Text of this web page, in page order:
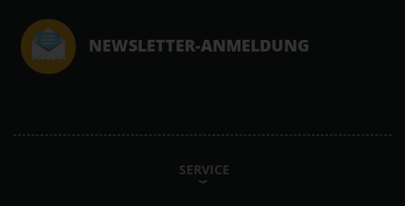
NEWSLETTER-ANMELDUNG
SERVICE